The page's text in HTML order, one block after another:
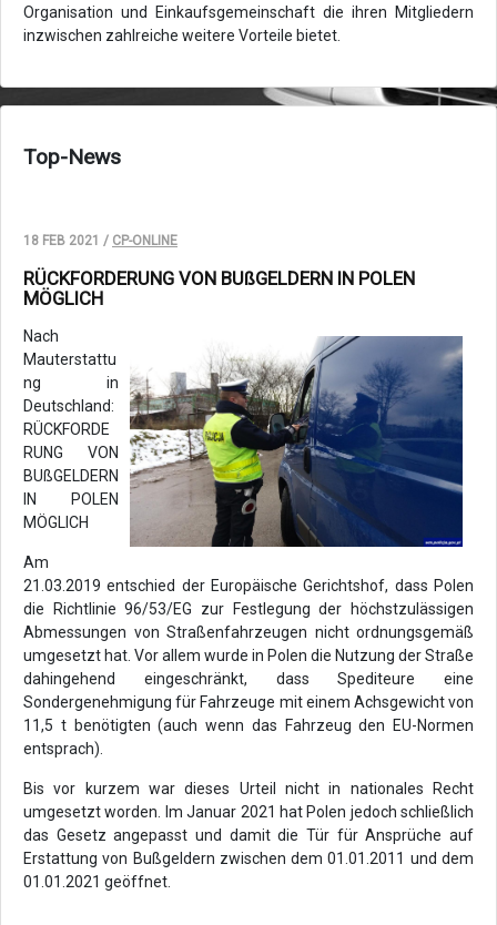
Organisation und Einkaufsgemeinschaft die ihren Mitgliedern
inzwischen zahlreiche weitere Vorteile bietet.
Top-News
18 FEB 2021 / CP-ONLINE
RÜCKFORDERUNG VON BUßGELDERN IN POLEN
MÖGLICH
Nach
Mauterstattu
ng in
Deutschland:
RÜCKFORDE
RUNG VON
BUßGELDERN
IN POLEN
MÖGLICH
Am
21.03.2019 entschied der Europäische Gerichtshof, dass Polen
die Richtlinie 96/53/EG zur Festlegung der höchstzulässigen
Abmessungen von Straßenfahrzeugen nicht ordnungsgemäß
umgesetzt hat. Vor allem wurde in Polen die Nutzung der Straße
dahingehend eingeschränkt, dass Spediteure eine
Sondergenehmigung für Fahrzeuge mit einem Achsgewicht von
11,5 t benötigten (auch wenn das Fahrzeug den EU-Normen
entsprach).
Bis vor kurzem war dieses Urteil nicht in nationales Recht
umgesetzt worden. Im Januar 2021 hat Polen jedoch schließlich
das Gesetz angepasst und damit die Tür für Ansprüche auf
Erstattung von Bußgeldern zwischen dem 01.01.2011 und dem
01.01.2021 geöffnet.